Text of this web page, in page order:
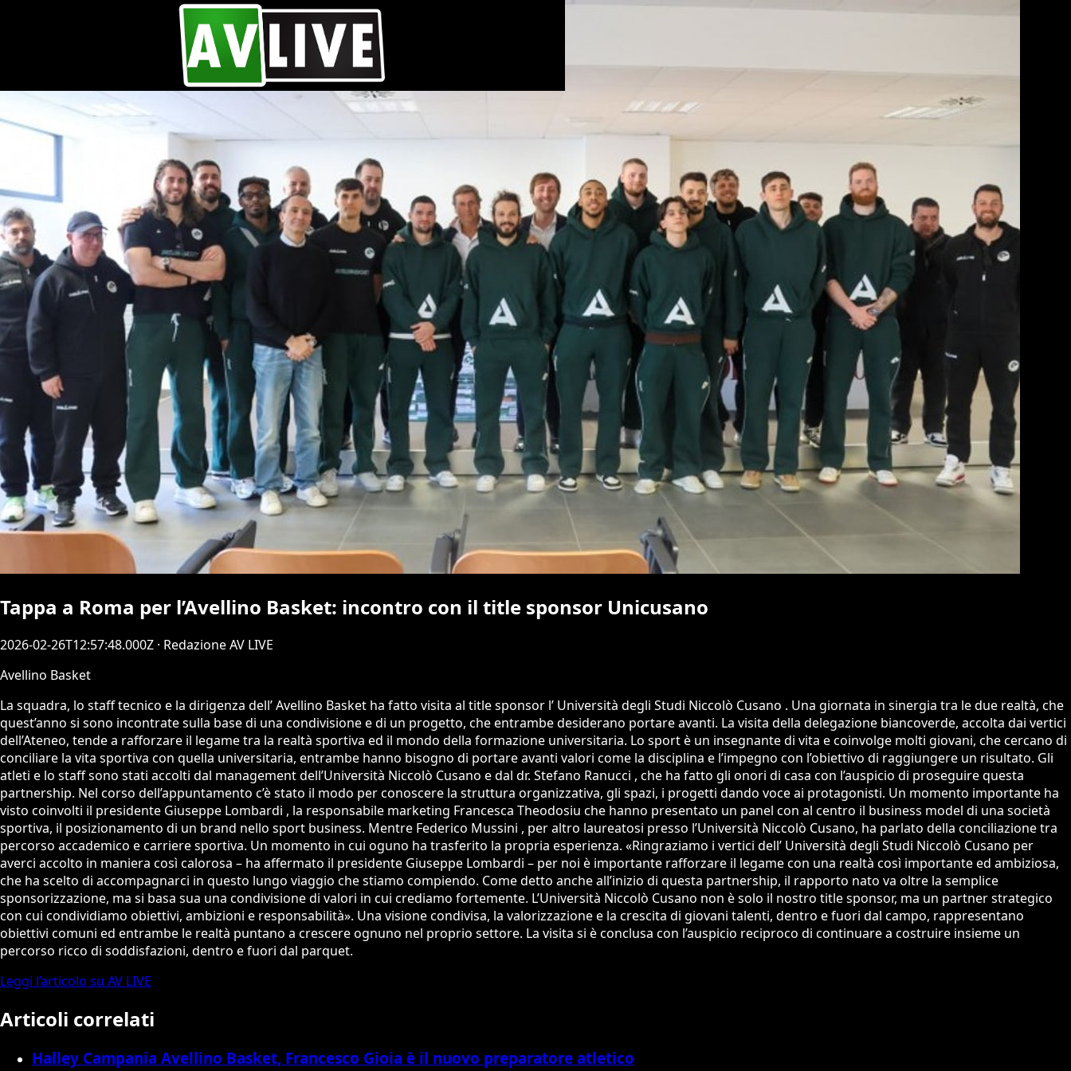
Tappa a Roma per l’Avellino Basket: incontro con il title sponsor Unicusano
2026-02-26T12:57:48.000Z · Redazione AV LIVE
Avellino Basket
La squadra, lo staff tecnico e la dirigenza dell’ Avellino Basket ha fatto visita al title sponsor l’ Università degli Studi Niccolò Cusano . Una giornata in sinergia tra le due realtà, che
quest’anno si sono incontrate sulla base di una condivisione e di un progetto, che entrambe desiderano portare avanti. La visita della delegazione biancoverde, accolta dai vertici
dell’Ateneo, tende a rafforzare il legame tra la realtà sportiva ed il mondo della formazione universitaria. Lo sport è un insegnante di vita e coinvolge molti giovani, che cercano di
conciliare la vita sportiva con quella universitaria, entrambe hanno bisogno di portare avanti valori come la disciplina e l’impegno con l’obiettivo di raggiungere un risultato. Gli
atleti e lo staff sono stati accolti dal management dell’Università Niccolò Cusano e dal dr. Stefano Ranucci , che ha fatto gli onori di casa con l’auspicio di proseguire questa
partnership. Nel corso dell’appuntamento c’è stato il modo per conoscere la struttura organizzativa, gli spazi, i progetti dando voce ai protagonisti. Un momento importante ha
visto coinvolti il presidente Giuseppe Lombardi , la responsabile marketing Francesca Theodosiu che hanno presentato un panel con al centro il business model di una società
sportiva, il posizionamento di un brand nello sport business. Mentre Federico Mussini , per altro laureatosi presso l’Università Niccolò Cusano, ha parlato della conciliazione tra
percorso accademico e carriere sportiva. Un momento in cui oguno ha trasferito la propria esperienza. «Ringraziamo i vertici dell’ Università degli Studi Niccolò Cusano per
averci accolto in maniera così calorosa – ha affermato il presidente Giuseppe Lombardi – per noi è importante rafforzare il legame con una realtà così importante ed ambiziosa,
che ha scelto di accompagnarci in questo lungo viaggio che stiamo compiendo. Come detto anche all’inizio di questa partnership, il rapporto nato va oltre la semplice
sponsorizzazione, ma si basa sua una condivisione di valori in cui crediamo fortemente. L’Università Niccolò Cusano non è solo il nostro title sponsor, ma un partner strategico
con cui condividiamo obiettivi, ambizioni e responsabilità». Una visione condivisa, la valorizzazione e la crescita di giovani talenti, dentro e fuori dal campo, rappresentano
obiettivi comuni ed entrambe le realtà puntano a crescere ognuno nel proprio settore. La visita si è conclusa con l’auspicio reciproco di continuare a costruire insieme un
percorso ricco di soddisfazioni, dentro e fuori dal parquet.
Leggi l’articolo su AV LIVE
Articoli correlati
Halley Campania Avellino Basket, Francesco Gioia è il nuovo preparatore atletico